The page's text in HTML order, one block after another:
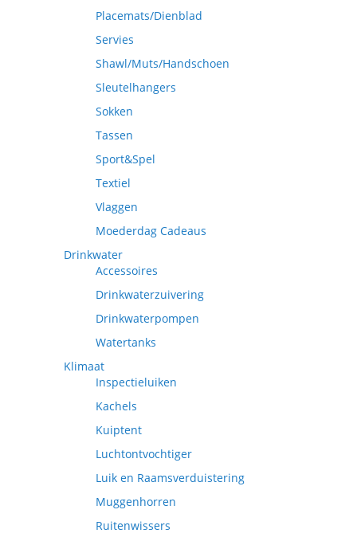
Placemats/Dienblad
Servies
Shawl/Muts/Handschoen
Sleutelhangers
Sokken
Tassen
Sport&Spel
Textiel
Vlaggen
Moederdag Cadeaus
Drinkwater
Accessoires
Drinkwaterzuivering
Drinkwaterpompen
Watertanks
Klimaat
Inspectieluiken
Kachels
Kuiptent
Luchtontvochtiger
Luik en Raamsverduistering
Muggenhorren
Ruitenwissers